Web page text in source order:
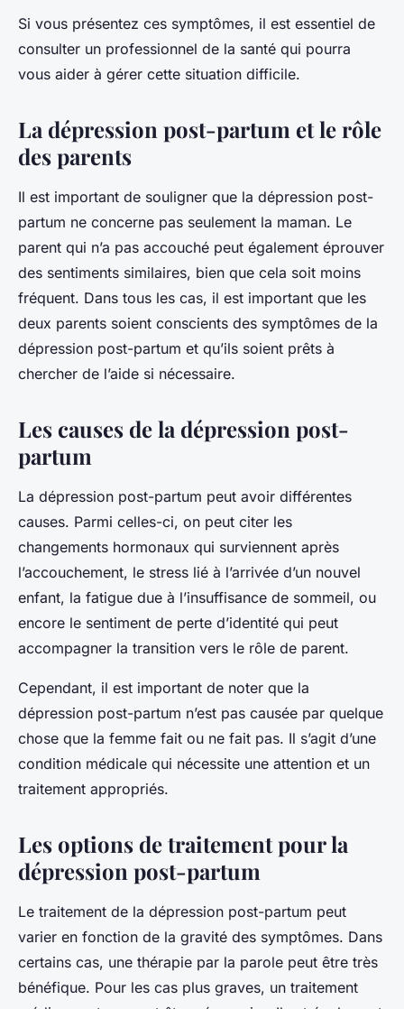
Si vous présentez ces symptômes, il est essentiel de
consulter un professionnel de la santé qui pourra
vous aider à gérer cette situation difficile.
La dépression post-partum et le rôle
des parents
Il est important de souligner que la dépression post-
partum ne concerne pas seulement la maman. Le
parent qui n’a pas accouché peut également éprouver
des sentiments similaires, bien que cela soit moins
fréquent. Dans tous les cas, il est important que les
deux parents soient conscients des symptômes de la
dépression post-partum et qu’ils soient prêts à
chercher de l’aide si nécessaire.
Les causes de la dépression post-
partum
La dépression post-partum peut avoir différentes
causes. Parmi celles-ci, on peut citer les
changements hormonaux qui surviennent après
l’accouchement, le stress lié à l’arrivée d’un nouvel
enfant, la fatigue due à l’insuffisance de sommeil, ou
encore le sentiment de perte d’identité qui peut
accompagner la transition vers le rôle de parent.
Cependant, il est important de noter que la
dépression post-partum n’est pas causée par quelque
chose que la femme fait ou ne fait pas. Il s’agit d’une
condition médicale qui nécessite une attention et un
traitement appropriés.
Les options de traitement pour la
dépression post-partum
Le traitement de la dépression post-partum peut
varier en fonction de la gravité des symptômes. Dans
certains cas, une thérapie par la parole peut être très
bénéfique. Pour les cas plus graves, un traitement